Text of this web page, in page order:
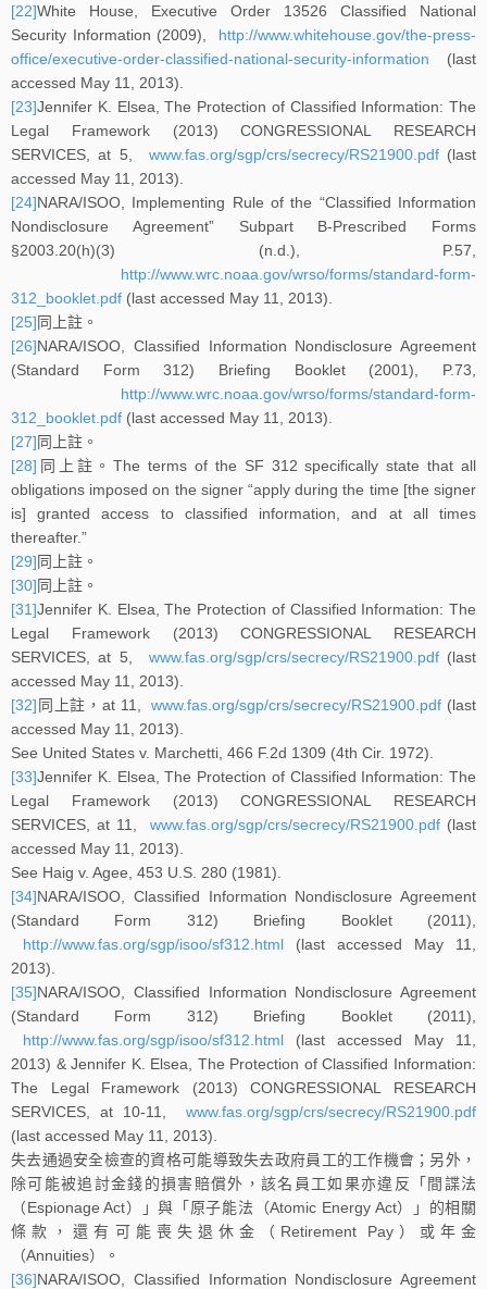
[22]White House, Executive Order 13526 Classified National
Security Information (2009), http://www.whitehouse.gov/the-press-
office/executive-order-classified-national-security-information (last
accessed May 11, 2013).
[23]Jennifer K. Elsea, The Protection of Classified Information: The
Legal Framework (2013) CONGRESSIONAL RESEARCH
SERVICES, at 5, www.fas.org/sgp/crs/secrecy/RS21900.pdf(last
accessed May 11, 2013).
[24]NARA/ISOO, Implementing Rule of the “Classified Information
Nondisclosure Agreement” Subpart B-Prescribed Forms
§2003.20(h)(3) (n.d.), P.57,
http://www.wrc.noaa.gov/wrso/forms/standard-form-
312_booklet.pdf (last accessed May 11, 2013).
[25]同上註。
[26]NARA/ISOO, Classified Information Nondisclosure Agreement
(Standard Form 312) Briefing Booklet (2001), P.73,
http://www.wrc.noaa.gov/wrso/forms/standard-form-
312_booklet.pdf (last accessed May 11, 2013).
[27]同上註。
[28] 同上註。The terms of the SF 312 specifically state that all
obligations imposed on the signer “apply during the time [the signer
is] granted access to classified information, and at all times
thereafter.”
[29]同上註。
[30]同上註。
[31]Jennifer K. Elsea, The Protection of Classified Information: The
Legal Framework (2013) CONGRESSIONAL RESEARCH
SERVICES, at 5, www.fas.org/sgp/crs/secrecy/RS21900.pdf(last
accessed May 11, 2013).
[32] 同上註，at 11,www.fas.org/sgp/crs/secrecy/RS21900.pdf (last
accessed May 11, 2013).
See United States v. Marchetti, 466 F.2d 1309 (4th Cir. 1972).
[33]Jennifer K. Elsea, The Protection of Classified Information: The
Legal Framework (2013) CONGRESSIONAL RESEARCH
SERVICES, at 11, www.fas.org/sgp/crs/secrecy/RS21900.pdf (last
accessed May 11, 2013).
See Haig v. Agee, 453 U.S. 280 (1981).
[34]NARA/ISOO, Classified Information Nondisclosure Agreement
(Standard Form 312) Briefing Booklet (2011),
http://www.fas.org/sgp/isoo/sf312.html (last accessed May 11,
2013).
[35]NARA/ISOO, Classified Information Nondisclosure Agreement
(Standard Form 312) Briefing Booklet (2011),
http://www.fas.org/sgp/isoo/sf312.html (last accessed May 11,
2013) & Jennifer K. Elsea, The Protection of Classified Information:
The Legal Framework (2013) CONGRESSIONAL RESEARCH
SERVICES, at 10-11, www.fas.org/sgp/crs/secrecy/RS21900.pdf
(last accessed May 11, 2013).
失去通過安全檢查的資格可能導致失去政府員工的工作機會；另外，
除可能被追討金錢的損害賠償外，該名員工如果亦違反「間諜法
（Espionage Act）」與「原子能法（Atomic Energy Act）」的相關
條款，還有可能喪失退休金（Retirement Pay）或年金
（Annuities）。
[36]NARA/ISOO, Classified Information Nondisclosure Agreement